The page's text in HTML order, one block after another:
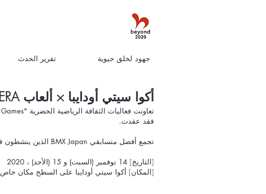
تقرير الحدث جهود لخلق حيوية
أكوا سيتي أودايبا × ألعاب CHIMERA ستقام "مدينة الرياضات الحضرية"!
تعاونت فعاليات الثقافة الرياضية الحضرية "Chimera Games" و Aqua City Odaiba لإنشاء حدث تجربة رياضية جديد
فقد عقدت.
تجمع أفضل متسابقي BMX Japan الذين ينشطون في اليابان وخارجها ويتباهون بأداء رائع!
[التاريخ] 14 نوفمبر (السبت) و 15 (الأحد) ، 2020
[المكان] أكوا سيتي أودايبا على السطح مكان خاص